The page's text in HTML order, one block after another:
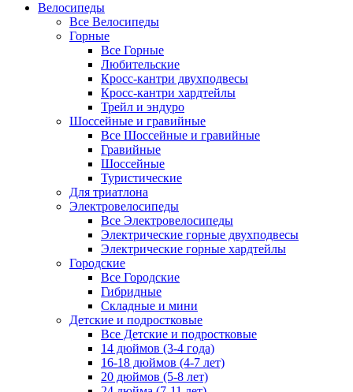
Велосипеды
Все Велосипеды
Горные
Все Горные
Любительские
Кросс-кантри двухподвесы
Кросс-кантри хардтейлы
Трейл и эндуро
Шоссейные и гравийные
Все Шоссейные и гравийные
Гравийные
Шоссейные
Туристические
Для триатлона
Электровелосипеды
Все Электровелосипеды
Электрические горные двухподвесы
Электрические горные хардтейлы
Городские
Все Городские
Гибридные
Складные и мини
Детские и подростковые
Все Детские и подростковые
14 дюймов (3-4 года)
16-18 дюймов (4-7 лет)
20 дюймов (5-8 лет)